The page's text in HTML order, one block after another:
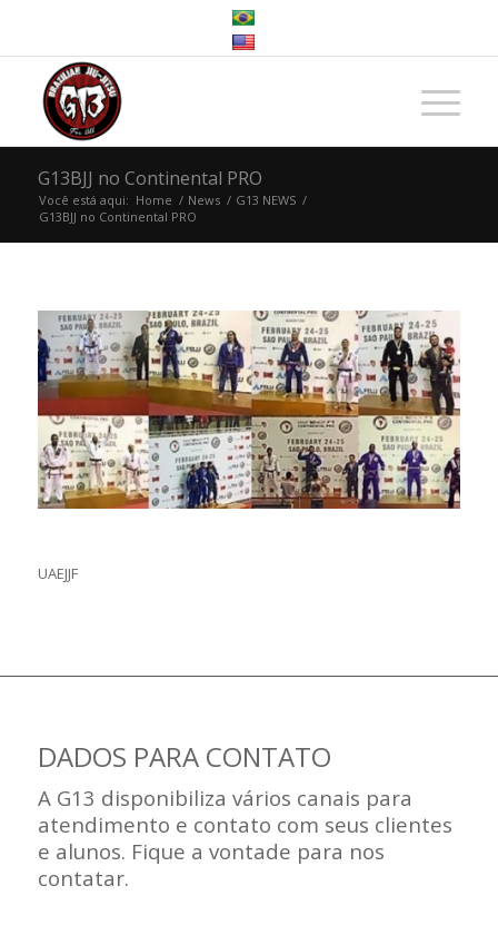
G13BJJ no Continental PRO
Você está aqui: Home / News / G13 NEWS /
G13BJJ no Continental PRO
UAEJJF
DADOS PARA CONTATO
A G13 disponibiliza vários canais para
atendimento e contato com seus clientes
e alunos. Fique a vontade para nos
contatar.